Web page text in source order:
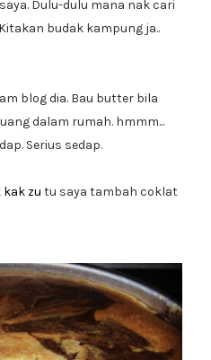
Dulu-dulu mana nak cari
budak kampung ja..
blog dia. Bau butter bila
dalam rumah. hmmm...
Serius sedap.
kak zu tu saya tambah coklat